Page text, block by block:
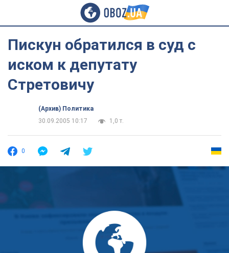
Пискун обратился в суд с
иском к депутату
Стретовичу
(Архив) Политика
30.09.2005 10:17
1,0 т.
0